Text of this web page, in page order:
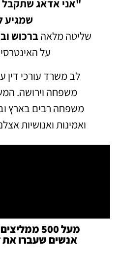
"אני אדאג
שמגיע
שליטה מלאהברכוש
על
לב משרד עורכי דין
משפחה וירושה.
משפחה רבים בארץ
ואמינות ואנושיות
מעל 500
אנשים שעברו את